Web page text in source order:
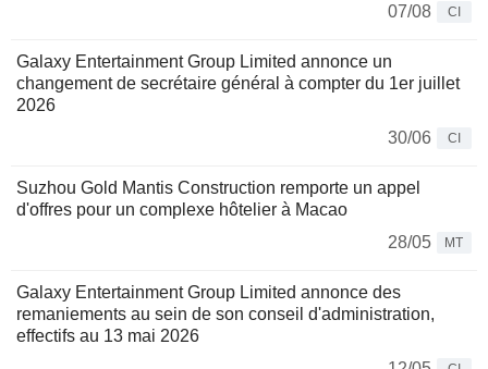
07/08
CI
Galaxy Entertainment Group Limited annonce un
changement de secrétaire général à compter du 1er juillet
2026
30/06
CI
Suzhou Gold Mantis Construction remporte un appel
d'offres pour un complexe hôtelier à Macao
28/05
MT
Galaxy Entertainment Group Limited annonce des
remaniements au sein de son conseil d'administration,
effectifs au 13 mai 2026